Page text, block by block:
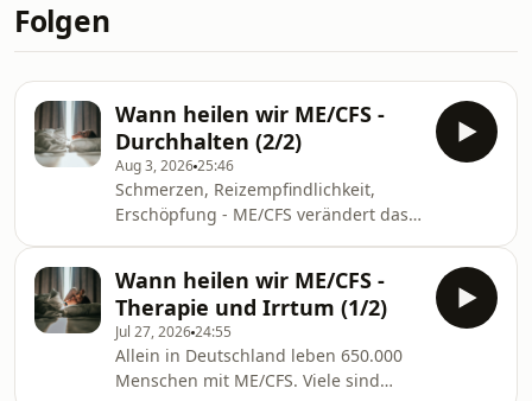
Folgen
Wann heilen wir ME/CFS -
Durchhalten (2/2)
Aug 3, 202625:46
Schmerzen, Reizempfindlichkeit,
Erschöpfung - ME/CFS verändert das
den Heilversuchen mit Off-Label-
Medikamenten langsam die Spreu
vom Weizen trennt, nimmt die
Forschung Fahrt auf. Weingart,
Christopher
Wann heilen wir ME/CFS -
Therapie und Irrtum (1/2)
Jul 27, 202624:55
Allein in Deutschland leben 650.000
Menschen mit ME/CFS. Viele sind